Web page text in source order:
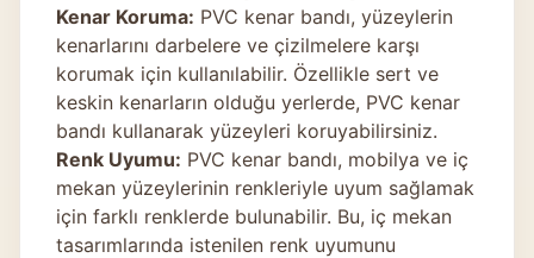
Kenar Koruma: PVC kenar bandı, yüzeylerin
kenarlarını darbelere ve çizilmelere karşı
korumak için kullanılabilir. Özellikle sert ve
keskin kenarların olduğu yerlerde, PVC kenar
bandı kullanarak yüzeyleri koruyabilirsiniz.
Renk Uyumu: PVC kenar bandı, mobilya ve iç
mekan yüzeylerinin renkleriyle uyum sağlamak
için farklı renklerde bulunabilir. Bu, iç mekan
tasarımlarında istenilen renk uyumunu